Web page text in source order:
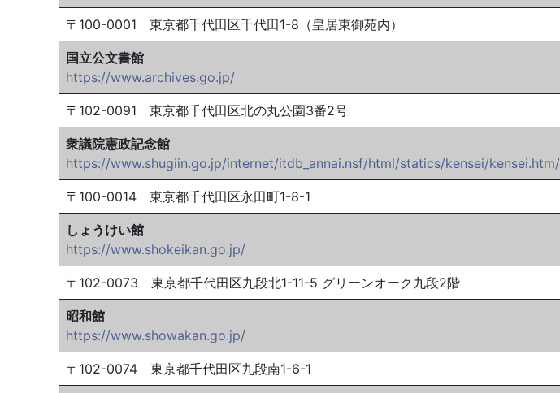
〒100-0001 東京都千代田区千代田1-8（皇居東御苑内）
国立公文書館
https://www.archives.go.jp/
〒102-0091 東京都千代田区北の丸公園3番2号
衆議院憲政記念館
https://www.shugiin.go.jp/internet/itdb_annai.nsf/html/statics/kensei/kensei.htm/
〒100-0014 東京都千代田区永田町1-8-1
しょうけい館
https://www.shokeikan.go.jp/
〒102-0073 東京都千代田区九段北1-11-5 グリーンオーク九段2階
昭和館
https://www.showakan.go.jp/
〒102-0074 東京都千代田区九段南1-6-1